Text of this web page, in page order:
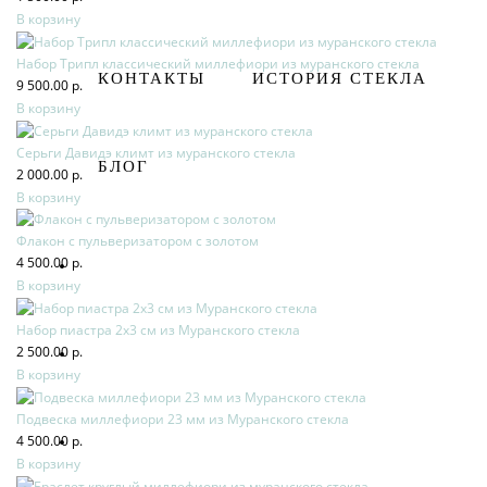
КОНТАКТЫ ИСТОРИЯ СТЕКЛА
БЛОГ
В корзину
Набор Трипл классический миллефиори из муранского стекла
9 500.00 р.
В корзину
Серьги Давидэ климт из муранского стекла
2 000.00 р.
В корзину
Флакон с пульверизатором с золотом
4 500.00 р.
В корзину
Набор пиастра 2х3 см из Муранского стекла
2 500.00 р.
В корзину
Подвеска миллефиори 23 мм из Муранского стекла
4 500.00 р.
В корзину